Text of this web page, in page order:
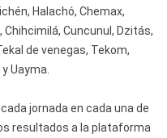
Halachó, Chemax,
Chihcimilá, Cuncunul, Dzitás,
de venegas, Tekom,
Uayma.
jornada en cada una de
resultados a la plataforma